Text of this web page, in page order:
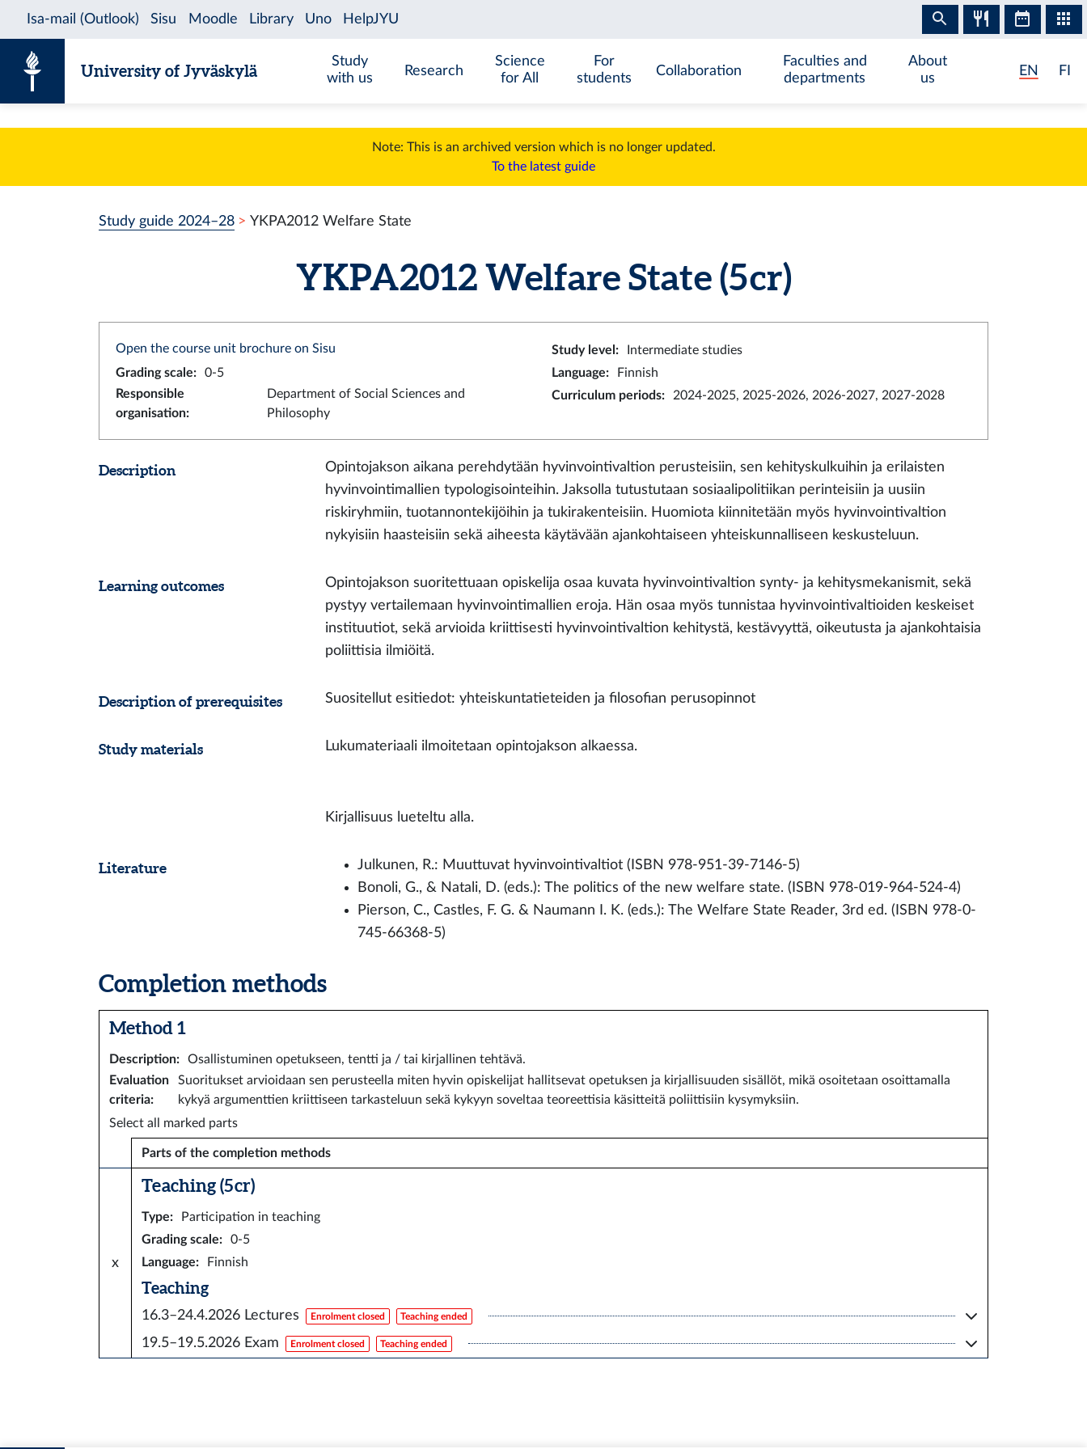
University of Jyväskylä
Study
with us
Research
Science
for All
For
students
Collaboration
Faculties and
departments
About
us
EN FI
Note: This is an archived version which is no longer updated.
To the latest guide
Study guide 2024–28 YKPA2012 Welfare State
YKPA2012 Welfare State (5 cr)
Open the course unit brochure on Sisu Study level :
Intermediate studies
Grading scale: 0-5 Language:
Finnish
Responsible
organisation:
Department of Social Sciences and
Philosophy
Curriculum periods: 2024-2025, 2025-2026, 2026-2027, 2027-2028
Description
Opintojakson aikana perehdytään hyvinvointivaltion perusteisiin, sen kehityskulkuihin ja erilaisten
hyvinvointimallien typologisointeihin. Jaksolla tutustutaan sosiaalipolitiikan perinteisiin ja uusiin
riskiryhmiin, tuotannontekijöihin ja tukirakenteisiin. Huomiota kiinnitetään myös hyvinvointivaltion
nykyisiin haasteisiin sekä aiheesta käytävään ajankohtaiseen yhteiskunnalliseen keskusteluun.
Learning outcomes
Opintojakson suoritettuaan opiskelija osaa kuvata hyvinvointivaltion synty- ja kehitysmekanismit, sekä
pystyy vertailemaan hyvinvointimallien eroja. Hän osaa myös tunnistaa hyvinvointivaltioiden keskeiset
instituutiot, sekä arvioida kriittisesti hyvinvointivaltion kehitystä, kestävyyttä, oikeutusta ja ajankohtaisia
poliittisia ilmiöitä.
Description of prerequisites Suositellut esitiedot: yhteiskuntatieteiden ja filosofian perusopinnot
Study materials Lukumateriaali ilmoitetaan opintojakson alkaessa.
Kirjallisuus lueteltu alla.
Literature
Julkunen, R.: Muuttuvat hyvinvointivaltiot (ISBN 978-951-39-7146-5)
Bonoli, G., & Natali, D. (eds.): The politics of the new welfare state. (ISBN 978-019-964-524-4)
Pierson, C., Castles, F. G. & Naumann I. K. (eds.): The Welfare State Reader, 3rd ed. (ISBN 978-0-
745-66368-5)
Completion methods
Method 1
Description:
Osallistuminen opetukseen, tentti ja / tai kirjallinen tehtävä.
Evaluation
criteria:
Suoritukset arvioidaan sen perusteella miten hyvin opiskelijat hallitsevat opetuksen ja kirjallisuuden sisällöt, mikä osoitetaan osoittamalla
kykyä argumenttien kriittiseen tarkasteluun sekä kykyyn soveltaa teoreettisia käsitteitä poliittisiin kysymyksiin.
Select all marked parts
Parts of the completion methods
x
Teaching (5 cr)
Type:
Participation in teaching
Grading scale:
0-5
Language: Finnish
Teaching
16.3–24.4.2026 Lectures Enrolment closed Teaching ended
19.5–19.5.2026 Exam Enrolment closed Teaching ended